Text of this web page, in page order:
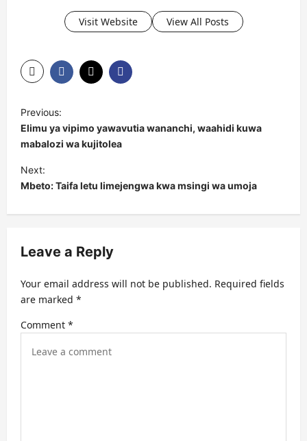
Visit Website View All Posts
o
s
t
n
a
i
a
i
Previous:
Elimu ya vipimo yawavutia wananchi, waahidi kuwa
mabalozi wa kujitolea
Next:
Mbeto: Taifa letu limejengwa kwa msingi wa umoja
Leave a Reply
Your email address will not be published. Required fields
are marked *
Comment *